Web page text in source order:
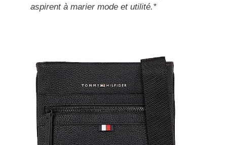
aspirent à marier mode et utilité.*